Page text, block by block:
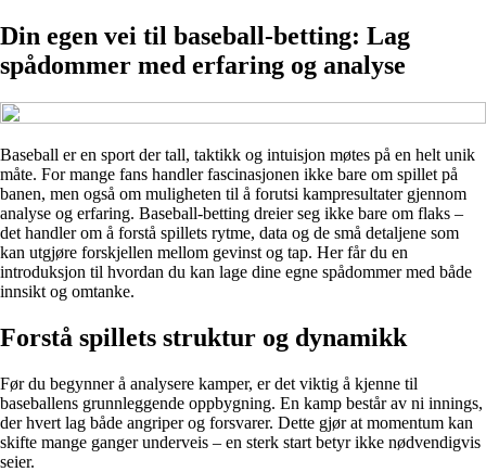
Din egen vei til baseball-betting: Lag
spådommer med erfaring og analyse
Baseball er en sport der tall, taktikk og intuisjon møtes på en helt unik
måte. For mange fans handler fascinasjonen ikke bare om spillet på
banen, men også om muligheten til å forutsi kampresultater gjennom
analyse og erfaring. Baseball-betting dreier seg ikke bare om flaks –
det handler om å forstå spillets rytme, data og de små detaljene som
kan utgjøre forskjellen mellom gevinst og tap. Her får du en
introduksjon til hvordan du kan lage dine egne spådommer med både
innsikt og omtanke.
Forstå spillets struktur og dynamikk
Før du begynner å analysere kamper, er det viktig å kjenne til
baseballens grunnleggende oppbygning. En kamp består av ni innings,
der hvert lag både angriper og forsvarer. Dette gjør at momentum kan
skifte mange ganger underveis – en sterk start betyr ikke nødvendigvis
seier.